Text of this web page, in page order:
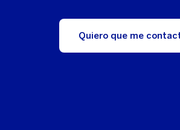
Quiero que me